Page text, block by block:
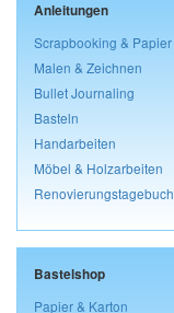
Anleitungen
Scrapbooking & Papier
Malen & Zeichnen
Bullet Journaling
Basteln
Handarbeiten
Möbel & Holzarbeiten
Renovierungstagebuch
Bastelshop
Papier & Karton